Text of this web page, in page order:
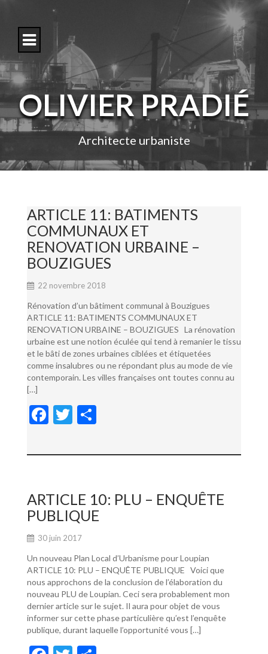
o
c
n
e
OLIVIER PRADIÉ
Architecte urbaniste
ARTICLE 11: BATIMENTS
COMMUNAUX ET
RENOVATION URBAINE –
BOUZIGUES
22 novembre 2018
Rénovation d’un bâtiment communal à Bouzigues
ARTICLE 11: BATIMENTS COMMUNAUX ET
RENOVATION URBAINE – BOUZIGUES La rénovation
urbaine est une notion éculée qui tend à remanier le tissu
et le bâti de zones urbaines ciblées et étiquetées
comme insalubres ou ne répondant plus au mode de vie
contemporain. Les villes françaises ont toutes connu au
[…]
F
e
o
o
k
T
itt ta
er
ARTICLE 10: PLU – ENQUÊTE
PUBLIQUE
30 juin 2017
Un nouveau Plan Local d’Urbanisme pour Loupian
ARTICLE 10: PLU – ENQUÊTE PUBLIQUE Voici que
nous approchons de la conclusion de l’élaboration du
nouveau PLU de Loupian. Ceci sera probablement mon
dernier article sur le sujet. Il aura pour objet de vous
informer sur cette phase particulière qu’est l’enquête
publique, durant laquelle l’opportunité vous […]